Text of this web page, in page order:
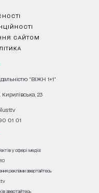
САЙТОМ
"ВІЖН 1+1"
23
01 01
у сфері медіа:
реклами звертайтесь
звертайтесь